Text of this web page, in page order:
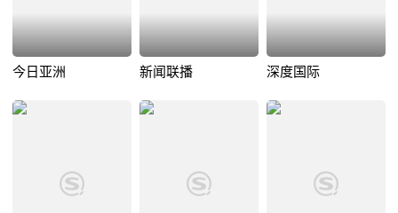
今日亚洲 新闻联播 深度国际